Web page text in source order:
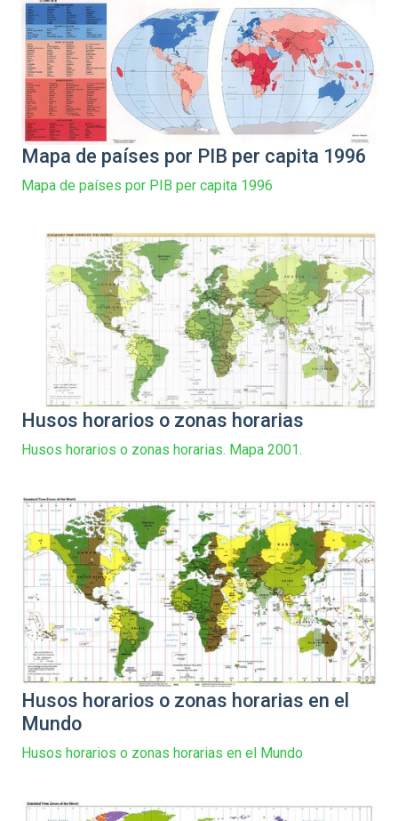
Mapa de países por PIB per capita 1996
Mapa de países por PIB per capita 1996
Husos horarios o zonas horarias
Husos horarios o zonas horarias. Mapa 2001.
Husos horarios o zonas horarias en el
Mundo
Husos horarios o zonas horarias en el Mundo